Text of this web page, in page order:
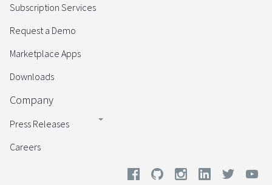
Subscription Services
Request a Demo
Marketplace Apps
Downloads
Company
Press Releases
Careers